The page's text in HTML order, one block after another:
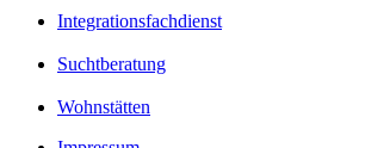
Integrationsfachdienst
Suchtberatung
Wohnstätten